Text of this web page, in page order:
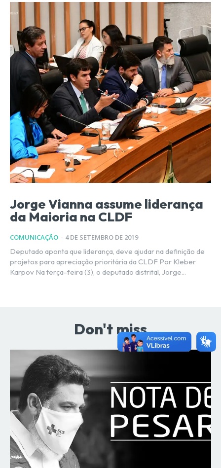
Jorge Vianna assume liderança
da Maioria na CLDF
COMUNICAÇÃO - 4 DE SETEMBRO DE 2019
Deputado aponta que liderança, deve ajudar na definição de
projetos para apreciação prioritária da CLDF Por Kleber
Karpov Na terça-feira (3), o deputado distrital, Jorge...
Don't miss